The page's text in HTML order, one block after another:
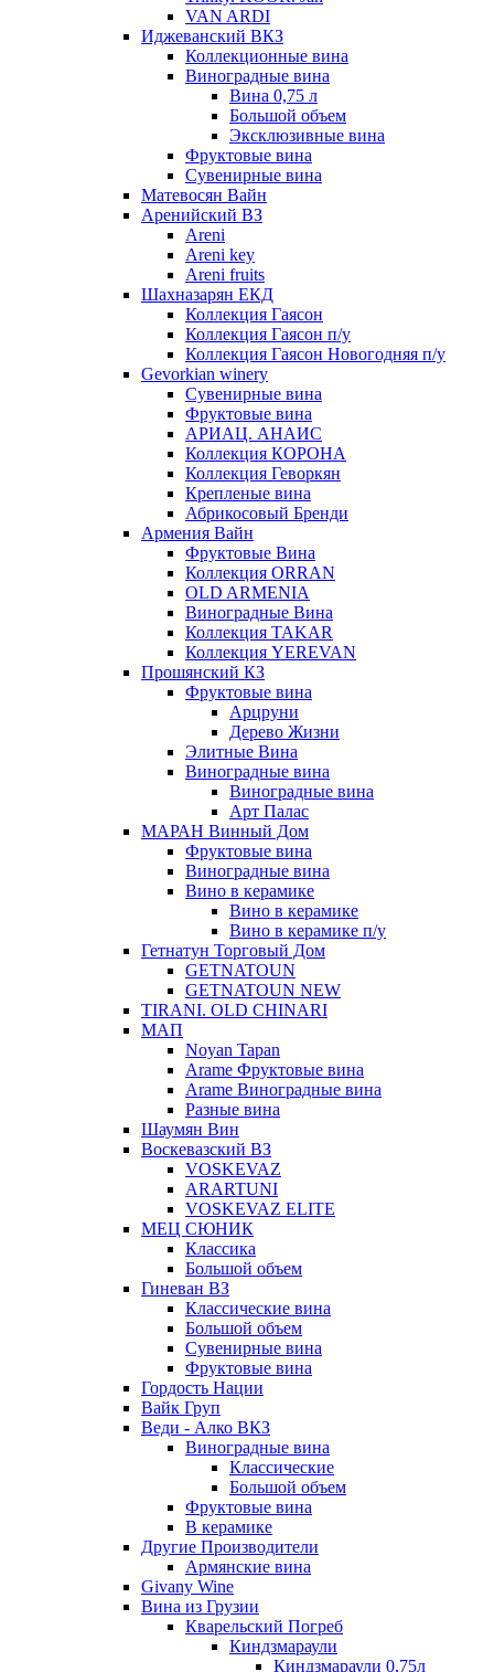
VAN ARDI
Иджеванский ВКЗ
Коллекционные вина
Виноградные вина
Вина 0,75 л
Большой объем
Эксклюзивные вина
Фруктовые вина
Cувенирные вина
Матевосян Вайн
Аренийский ВЗ
Areni
Areni key
Areni fruits
Шахназарян ЕКД
Коллекция Гаясон
Коллекция Гаясон п/у
Коллекция Гаясон Новогодняя п/у
Gevorkian winery
Сувенирные вина
Фруктовые вина
АРИАЦ. АНАИС
Коллекция КОРОНА
Коллекция Геворкян
Крепленые вина
Абрикосовый Бренди
Армения Вайн
Фруктовые Вина
Коллекция ORRAN
OLD ARMENIA
Виноградные Вина
Коллекция TAKAR
Коллекция YEREVAN
Прошянский КЗ
Фруктовые вина
Арцруни
Дерево Жизни
Элитные Вина
Виноградные вина
Виноградные вина
Арт Палас
МАРАН Винный Дом
Фруктовые вина
Виноградные вина
Вино в керамике
Вино в керамике
Вино в керамике п/у
Гетнатун Торговый Дом
GETNATOUN
GETNATOUN NEW
TIRANI. OLD CHINARI
МАП
Noyan Tapan
Arame Фруктовые вина
Arame Виноградные вина
Разные вина
Шаумян Вин
Воскевазский ВЗ
VOSKEVAZ
ARARTUNI
VOSKEVAZ ELITE
МЕЦ СЮНИК
Классика
Большой объем
Гиневан ВЗ
Классические вина
Большой объем
Сувенирные вина
Фруктовые вина
Гордость Нации
Вайк Груп
Веди - Алко ВКЗ
Виноградные вина
Классические
Большой объем
Фруктовые вина
В керамике
Другие Производители
Армянские вина
Givany Wine
Вина из Грузии
Кварельский Погреб
Киндзмараули
Киндзмараули 0,75л